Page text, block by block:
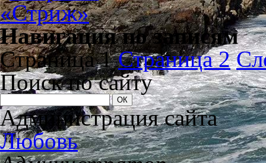
«Стриж»
Навигация по записям
Страница 1 Страница 2
Поиск по сайту
Администрация сайта
Любовь